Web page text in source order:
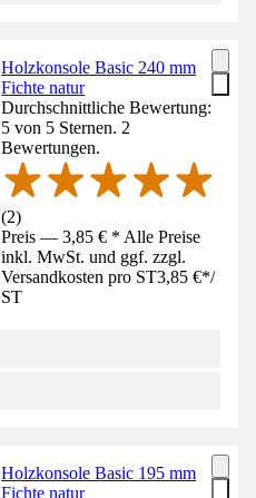
Holzkonsole Basic 240 mm
Fichte natur
Durchschnittliche Bewertung:
5 von 5 Sternen. 2
Bewertungen.
(2)
Preis — 3,85 € * Alle Preise
inkl. MwSt. und ggf. zzgl.
Versandkosten pro ST3,85 €*/
ST
Holzkonsole Basic 195 mm
Fichte natur